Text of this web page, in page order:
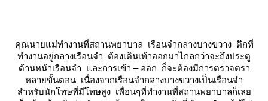
คุณนายแม่ทำงานที่สถานพยาบาล เรือนจำกลางบางขวาง ตึกที่
ทำงานอยู่กลางเรือนจำ ต้องเดินเท้าออกมาไกลกว่าจะถึงประตู
ด้านหน้าเรือนจำ และการเข้า – ออก ก็จะต้องมีการตรวจตรา
หลายขั้นตอน เนื่องจากเรือนจำกลางบางขวางเป็นเรือนจำ
สำหรับนักโทษที่มีโทษสูง เพื่อนๆที่ทำงานที่สถานพยาบาลก็เล